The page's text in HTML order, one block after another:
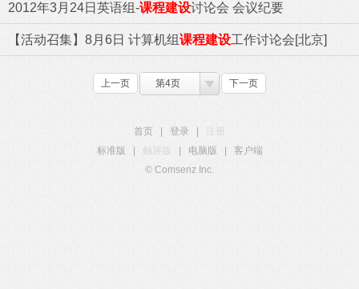
2012年3月24日英语组-课程建设讨论会 会议纪要
【活动召集】8月6日 计算机组课程建设工作讨论会[北京]
上一页 第4页 下一页
首页 登录
注册
标准版
触屏版 电脑版
客户端
© Comsenz Inc.